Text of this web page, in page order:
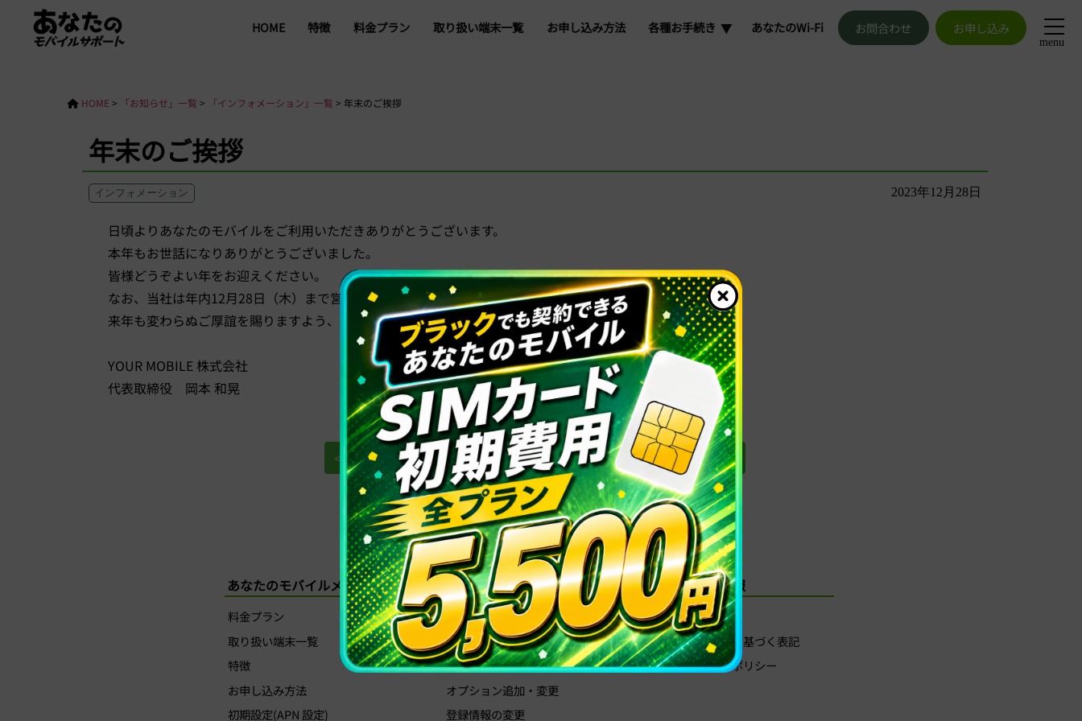
menu
HOME 特徴 料金プラン 取り扱い端末一覧 お申し込み方法 各種お手続き
オプション追加・解約
解約・転出
あなたのWi-Fi お問合わせ お申し込み
HOME > 「お知らせ」一覧 > 「インフォメーション」一覧 > 年末のご挨拶
年末のご挨拶
インフォメーション 2023年12月28日
日頃よりあなたのモバイルをご利用いただきありがとうございます。
本年もお世話になりありがとうございました。
皆様どうぞよい年をお迎えください。
なお、当社は年内12月28日（木）まで営業、年始は1月4日（木）から営業いたします。
来年も変わらぬご厚誼を賜りますよう、よろしくお願いいたします。
YOUR MOBILE 株式会社
代表取締役 岡本 和晃
< 前の記事へ お知らせ一覧へ 次の記事へ >
あなたのモバイルメニュー
料金プラン
取り扱い端末一覧
特徴
お申し込み方法
初期設定(APN 設定)
各種設定お手続き
各種お手続き
プラン変更
データ容量追加
オプション追加・変更
登録情報の変更
規約/会社情報
会社概要
特定商取引法に基づく表記
プライバシーポリシー